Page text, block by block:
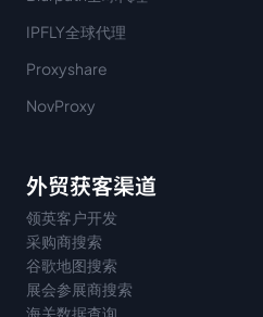
IPFLY全球代理
Proxyshare
NovProxy
外贸获客渠道
领英客户开发
采购商搜索
谷歌地图搜索
展会参展商搜索
海关数据查询